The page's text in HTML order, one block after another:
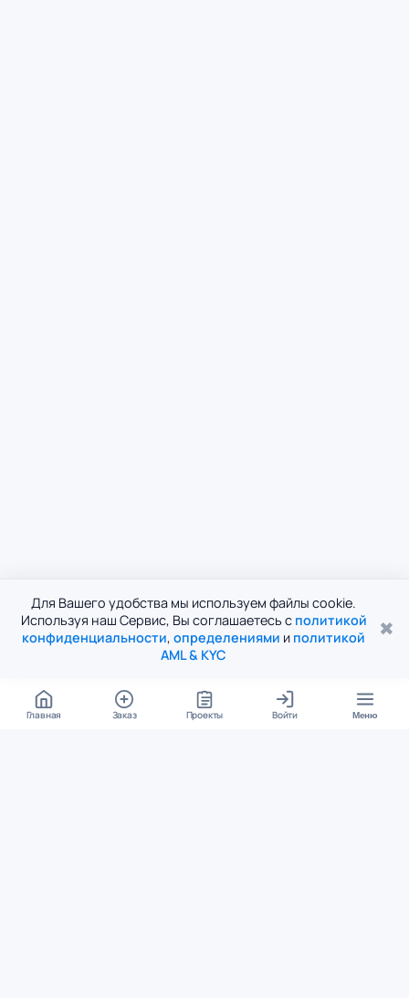
Для Вашего удобства мы используем файлы cookie.
Используя наш Сервис, Вы соглашаетесь с политикой
конфиденциальности, определениями и политикой
AML & KYC
✖
Главная Заказ Проекты Войти Меню